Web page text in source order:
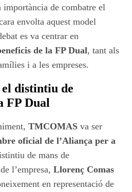
importància de combatre el
envolta aquest model
es va centrar en
de la FP Dual, tant als
i a les empreses.
distintiu de
FP Dual
TMCOMAS va ser
oficial de l’Aliança per a
de mans de
l’empresa, Llorenç Comas
en representació de